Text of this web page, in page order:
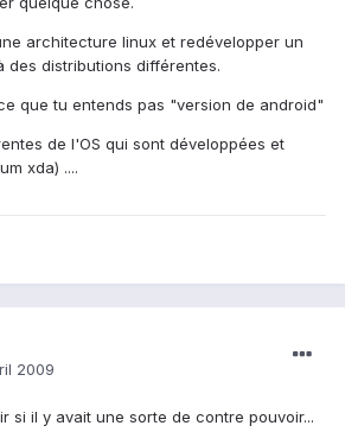
architecture linux et redévelopper un
des distributions différentes.
que tu entends pas "version de android"
de l'OS qui sont développées et
xda) ....
2009
si il y avait une sorte de contre pouvoir...